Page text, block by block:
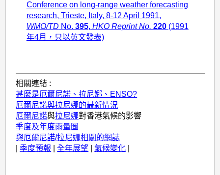
Conference on long-range weather forecasting
research, Trieste, Italy, 8-12 April 1991,
WMO/TD No. 395, HKO Reprint No. 220(1991
年4月，只以英文發表)
相關連結 :
甚麼是厄爾尼諾、拉尼娜、ENSO?
厄爾尼諾與拉尼娜的最新情況
厄爾尼諾與拉尼娜對香港氣候的影響
季度及年度雨量圖
與厄爾尼諾/拉尼娜相關的網誌
季度預報 |全年展望 |氣候變化